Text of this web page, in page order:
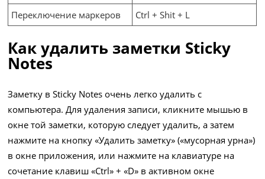
Переключение маркеров
Ctrl + Shit + L
Как удалить заметки Sticky
Notes
Заметку в Sticky Notes очень легко удалить с
компьютера. Для удаления записи, кликните мышью в
окне той заметки, которую следует удалить, а затем
нажмите на кнопку «Удалить заметку» («мусорная урна»)
в окне приложения, или нажмите на клавиатуре на
сочетание клавиш «Ctrl» + «D» в активном окне